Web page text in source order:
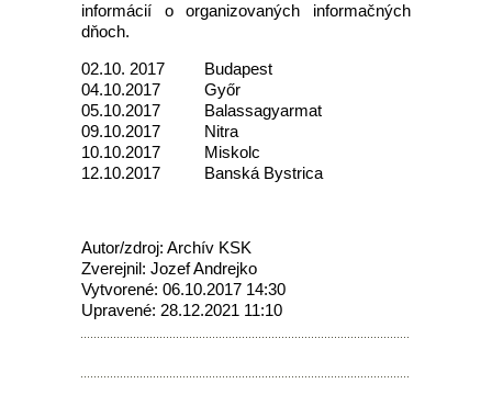
informácií o organizovaných informačných
dňoch.
02.10. 2017 Budapest
04.10.2017 Győr
05.10.2017 Balassagyarmat
09.10.2017 Nitra
10.10.2017 Miskolc
12.10.2017 Banská Bystrica
Autor/zdroj: Archív KSK
Zverejnil: Jozef Andrejko
Vytvorené: 06.10.2017 14:30
Upravené: 28.12.2021 11:10